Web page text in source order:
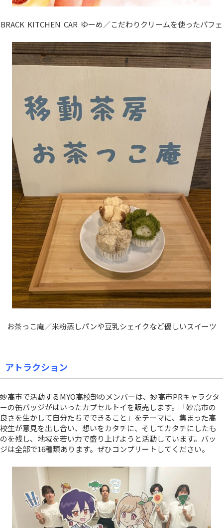
BRACK KITCHEN CAR ゆーめ／こだわりクリームを使ったパフェ
お茶っこ庵／米粉蒸しパンや豆乳シェイクなど優しいスイーツ
アトラクション
妙高市で活動するMYO高校部のメンバーは、妙高市PRキャラクタ
ーの缶バッジがはいったカプセルトイを販売します。「妙高市の
良さを生かして自分たちでできること」をテーマに、集まった高
校生が意見を出し合い、想いをカタチに、そしてカタチにしたも
のを残し、地域を若い力で盛り上げようと活動しています。バッ
ジは全部で16種類あります。ぜひコンプリートしてください。